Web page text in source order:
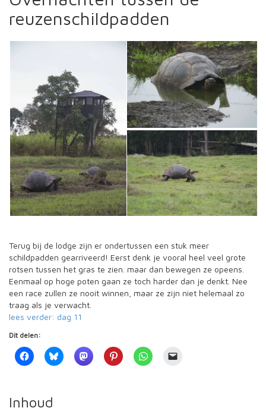
reuzenschildpadden
Terug bij de lodge zijn er ondertussen een stuk meer
schildpadden gearriveerd! Eerst denk je vooral heel veel grote
rotsen tussen het gras te zien. maar dan bewegen ze opeens.
Eenmaal op hoge poten gaan ze toch harder dan je denkt. Nee
een race zullen ze nooit winnen, maar ze zijn niet helemaal zo
traag als je verwacht.
lees verder: dag 11
Dit delen:
Inhoud